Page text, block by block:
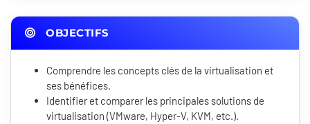
OBJECTIFS
Comprendre les concepts clés de la virtualisation et
ses bénéfices.
Identifier et comparer les principales solutions de
virtualisation (VMware, Hyper-V, KVM, etc.).